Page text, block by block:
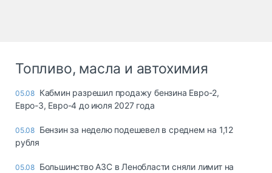
Топливо, масла и автохимия
05.08 Кабмин разрешил продажу бензина Евро-2,
Евро-3, Евро-4 до июля 2027 года
05.08 Бензин за неделю подешевел в среднем на 1,12
рубля
05.08 Большинство АЗС в Ленобласти сняли лимит на